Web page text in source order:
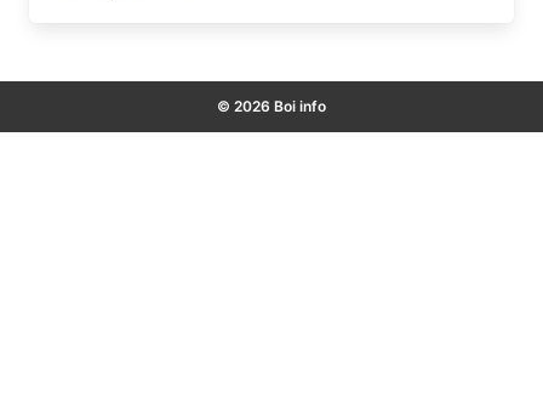
© 2026 Boi info